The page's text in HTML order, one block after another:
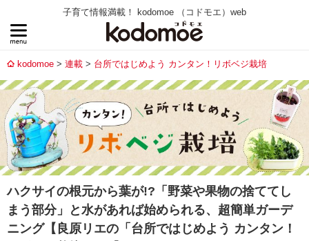
子育て情報満載！ kodomoe （コドモエ）web
kodomoe 連載 台所ではじめよう カンタン！リボベジ栽培
ハクサイの根元から葉が!?「野菜や果物の捨ててし
まう部分」と水があれば始められる、超簡単ガーデ
ニング【良原リエの「台所ではじめよう カンタン！